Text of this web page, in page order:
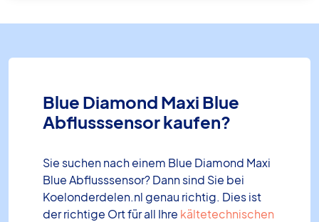
Blue Diamond Maxi Blue
Abflusssensor kaufen?
Sie suchen nach einem Blue Diamond Maxi
Blue Abflusssensor? Dann sind Sie bei
Koelonderdelen.nl genau richtig. Dies ist
der richtige Ort für all Ihre kältetechnischen